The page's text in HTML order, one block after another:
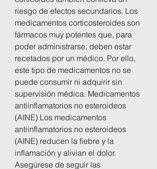
riesgo de efectos secundarios. Los
medicamentos corticosteroides son
fármacos muy potentes que, para
poder administrarse, deben estar
recetados por un médico. Por ello,
este tipo de medicamentos no se
puede consumir ni adquirir sin
supervisión médica. Medicamentos
antiinflamatorios no esteroideos
(AINE) Los medicamentos
antiinflamatorios no esteroideos
(AINE) reducen la fiebre y la
inflamación y alivian el dolor.
Asegúrese de seguir las